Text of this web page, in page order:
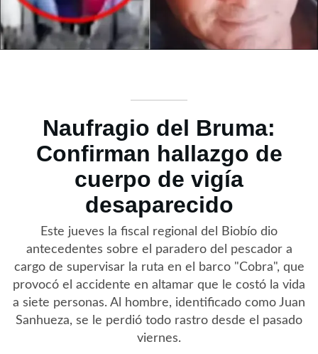
Naufragio del Bruma:
Confirman hallazgo de
cuerpo de vigía
desaparecido
Este jueves la fiscal regional del Biobío dio
antecedentes sobre el paradero del pescador a
cargo de supervisar la ruta en el barco "Cobra", que
provocó el accidente en altamar que le costó la vida
a siete personas. Al hombre, identificado como Juan
Sanhueza, se le perdió todo rastro desde el pasado
viernes.